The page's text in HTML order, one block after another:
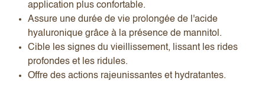
application plus confortable.
Assure une durée de vie prolongée de l'acide
hyaluronique grâce à la présence de mannitol.
Cible les signes du vieillissement, lissant les rides
profondes et les ridules.
Offre des actions rajeunissantes et hydratantes.